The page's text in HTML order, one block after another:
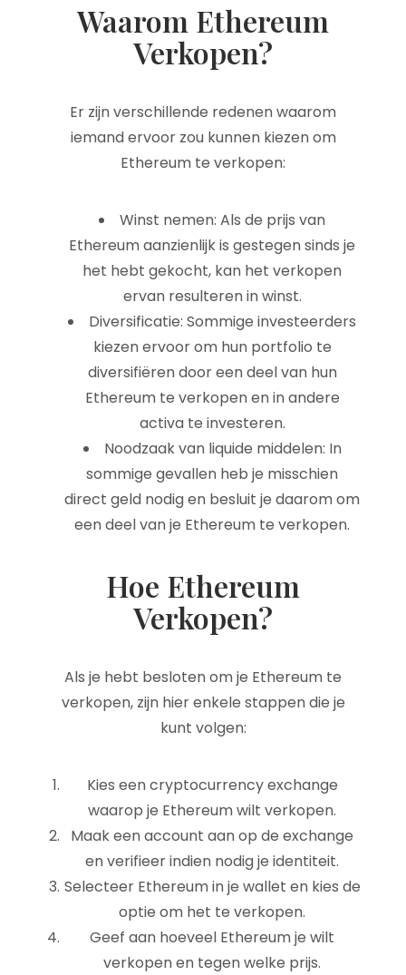
Waarom Ethereum
Verkopen?
Er zijn verschillende redenen waarom
iemand ervoor zou kunnen kiezen om
Ethereum te verkopen:
Winst nemen: Als de prijs van
Ethereum aanzienlijk is gestegen sinds je
het hebt gekocht, kan het verkopen
ervan resulteren in winst.
Diversificatie: Sommige investeerders
kiezen ervoor om hun portfolio te
diversifiëren door een deel van hun
Ethereum te verkopen en in andere
activa te investeren.
Noodzaak van liquide middelen: In
sommige gevallen heb je misschien
direct geld nodig en besluit je daarom om
een deel van je Ethereum te verkopen.
Hoe Ethereum
Verkopen?
Als je hebt besloten om je Ethereum te
verkopen, zijn hier enkele stappen die je
kunt volgen:
Kies een cryptocurrency exchange
waarop je Ethereum wilt verkopen.
Maak een account aan op de exchange
en verifieer indien nodig je identiteit.
Selecteer Ethereum in je wallet en kies de
optie om het te verkopen.
Geef aan hoeveel Ethereum je wilt
verkopen en tegen welke prijs.